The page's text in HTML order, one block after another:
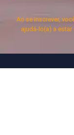
Ao se inscrever,
ajudá-lo(a) a